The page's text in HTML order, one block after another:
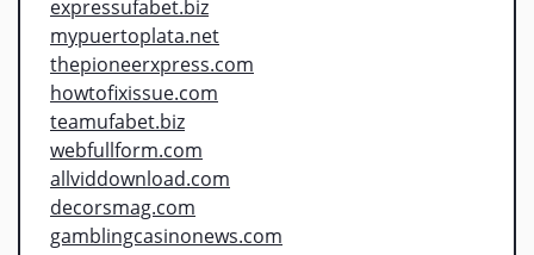
expressufabet.biz
mypuertoplata.net
thepioneerxpress.com
howtofixissue.com
teamufabet.biz
webfullform.com
allviddownload.com
decorsmag.com
gamblingcasinonews.com